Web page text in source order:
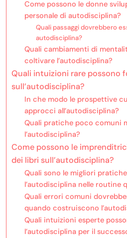
Come possono le donne
personale di autodisciplina?
Quali passaggi dovrebbero
autodisciplina?
Quali cambiamenti di
coltivare l’autodisciplina?
Quali intuizioni rare possono
sull’autodisciplina?
In che modo le prospettive
approcci all’autodisciplina?
Quali pratiche poco comuni
l’autodisciplina?
Come possono le
dei libri sull’autodisciplina?
Quali sono le migliori
l’autodisciplina nelle routine
Quali errori comuni
quando costruiscono
Quali intuizioni esperte
l’autodisciplina per il